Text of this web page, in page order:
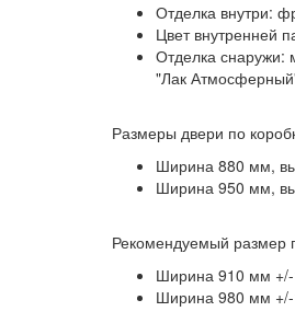
Отделка внутри:
Цвет внутренней
Отделка снаружи:
"Лак
Размеры двери по
Ширина 880 мм,
Ширина 950 мм,
Рекомендуемый размер
Ширина 910 мм
Ширина 980 мм